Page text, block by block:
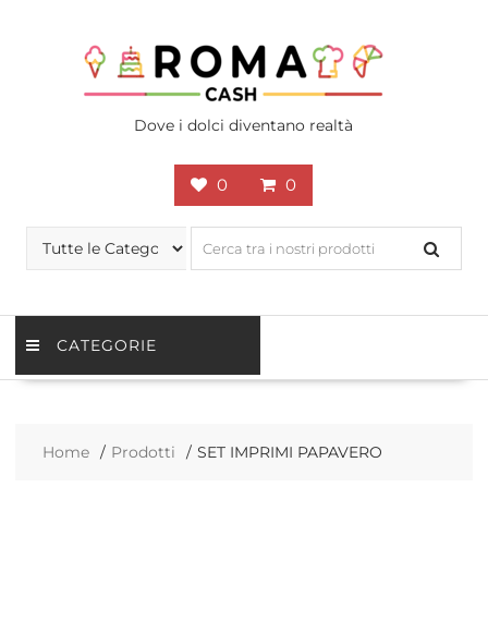
Dove i dolci diventano realtà
0 0
CATEGORIE
Home Prodotti SET IMPRIMI PAPAVERO